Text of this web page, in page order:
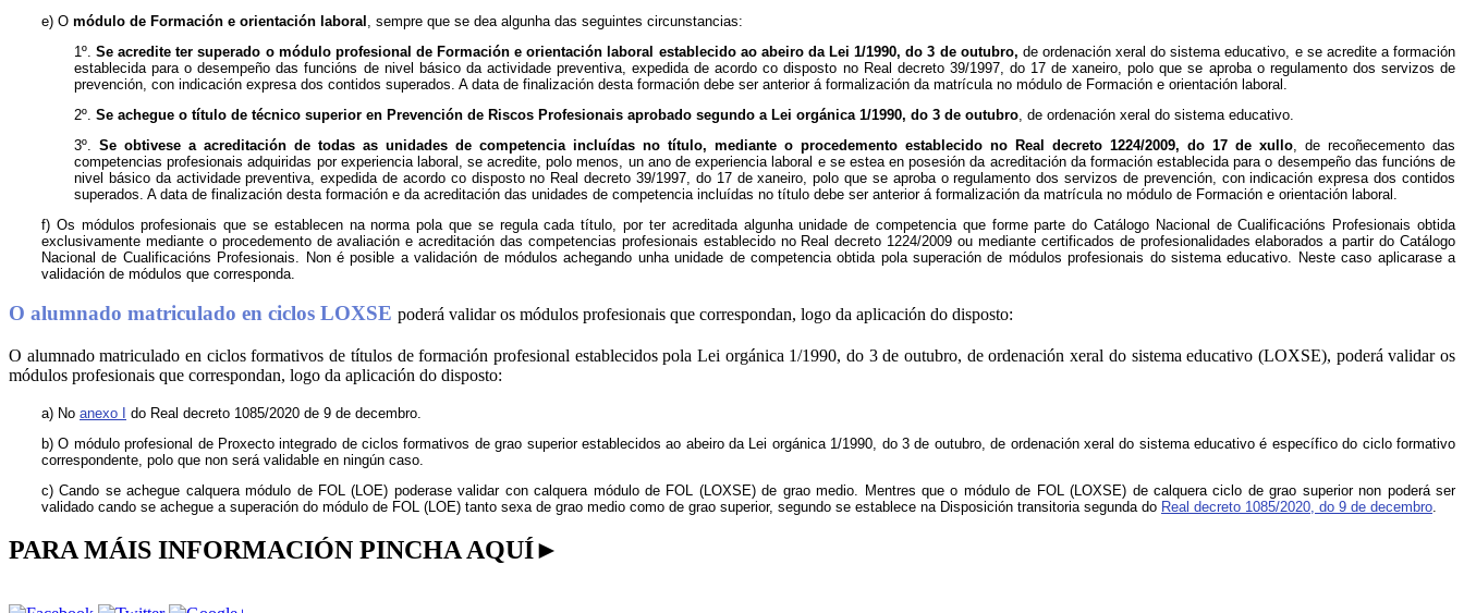
e) O módulo de Formación e orientación laboral , sempre que se dea algunha das seguintes circunstancias:
1º. Se acredite ter superado o módulo profesional de Formación e orientación laboral establecido ao abeiro da Lei 1/1990, do 3 de outubro, de ordenación xeral do sistema educativo, e se acredite a formación
establecida para o desempeño das funcións de nivel básico da actividade preventiva, expedida de acordo co disposto no Real decreto 39/1997, do 17 de xaneiro, polo que se aproba o regulamento dos servizos de
prevención, con indicación expresa dos contidos superados. A data de finalización desta formación debe ser anterior á formalización da matrícula no módulo de Formación e orientación laboral.
2º. Se achegue o título de técnico superior en Prevención de Riscos Profesionais aprobado segundo a Lei orgánica 1/1990, do 3 de outubro , de ordenación xeral do sistema educativo.
3º. Se obtivese a acreditación de todas as unidades de competencia incluídas no título, mediante o procedemento establecido no Real decreto 1224/2009, do 17 de xullo , de recoñecemento das
competencias profesionais adquiridas por experiencia laboral, se acredite, polo menos, un ano de experiencia laboral e se estea en posesión da acreditación da formación establecida para o desempeño das funcións de
nivel básico da actividade preventiva, expedida de acordo co disposto no Real decreto 39/1997, do 17 de xaneiro, polo que se aproba o regulamento dos servizos de prevención, con indicación expresa dos contidos
superados. A data de finalización desta formación e da acreditación das unidades de competencia incluídas no título debe ser anterior á formalización da matrícula no módulo de Formación e orientación laboral.
f) Os módulos profesionais que se establecen na norma pola que se regula cada título, por ter acreditada algunha unidade de competencia que forme parte do Catálogo Nacional de Cualificacións Profesionais obtida
exclusivamente mediante o procedemento de avaliación e acreditación das competencias profesionais establecido no Real decreto 1224/2009 ou mediante certificados de profesionalidades elaborados a partir do Catálogo
Nacional de Cualificacións Profesionais. Non é posible a validación de módulos achegando unha unidade de competencia obtida pola superación de módulos profesionais do sistema educativo. Neste caso aplicarase a
validación de módulos que corresponda.
O alumnado matriculado en ciclos LOXSE poderá validar os módulos profesionais que correspondan, logo da aplicación do disposto:
O alumnado matriculado en ciclos formativos de títulos de formación profesional establecidos pola Lei orgánica 1/1990, do 3 de outubro, de ordenación xeral do sistema educativo (LOXSE), poderá validar os
módulos profesionais que correspondan, logo da aplicación do disposto:
a) No anexo I
do Real decreto 1085/2020 de 9 de decembro.
b) O módulo profesional de Proxecto integrado de ciclos formativos de grao superior establecidos ao abeiro da Lei orgánica 1/1990, do 3 de outubro, de ordenación xeral do sistema educativo é específico do ciclo formativo
correspondente, polo que non será validable en ningún caso.
c) Cando se achegue calquera módulo de FOL (LOE) poderase validar con calquera módulo de FOL (LOXSE) de grao medio. Mentres que o módulo de FOL (LOXSE) de calquera ciclo de grao superior non poderá ser
validado cando se achegue a superación do módulo de FOL (LOE) tanto sexa de grao medio como de grao superior, segundo se establece na Disposición transitoria segunda do Real decreto 1085/2020, do 9 de decembro.
PARA MÁIS INFORMACIÓN PINCHA AQUÍ►